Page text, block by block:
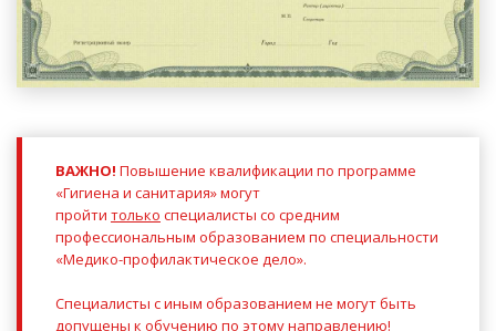
ВАЖНО! Повышение квалификации по программе
«Гигиена и санитария» могут
пройти только специалисты со средним
профессиональным образованием по специальности
«Медико-профилактическое дело».
Специалисты с иным образованием не могут быть
допущены к обучению по этому направлению!